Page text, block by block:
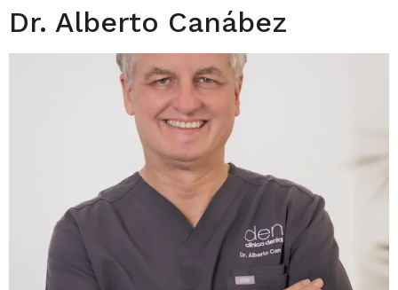
Dr. Alberto Canábez